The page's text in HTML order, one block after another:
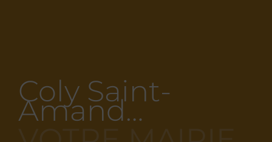
Coly Saint-
Amand…